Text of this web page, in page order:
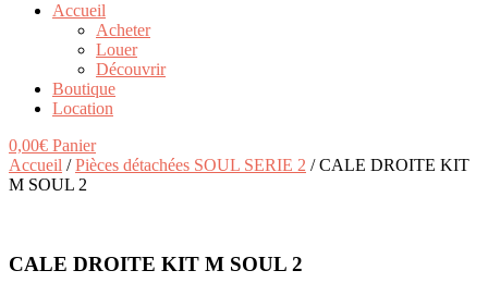
Accueil
Acheter
Louer
Découvrir
Boutique
Location
0,00€ Panier
Accueil /Pièces détachées SOUL SERIE 2 / CALE DROITE KIT
M SOUL 2
CALE DROITE KIT M SOUL 2